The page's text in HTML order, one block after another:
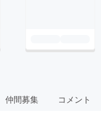
仲間募集 コメント